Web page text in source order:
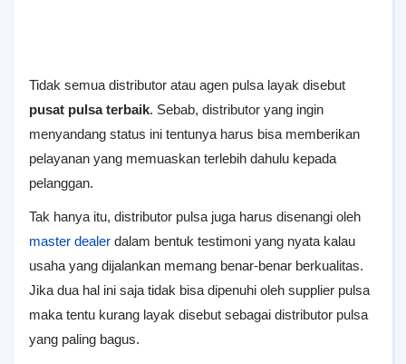
Tidak semua distributor atau agen pulsa layak disebut
pusat pulsa terbaik. Sebab, distributor yang ingin
menyandang status ini tentunya harus bisa memberikan
pelayanan yang memuaskan terlebih dahulu kepada
pelanggan.
Tak hanya itu, distributor pulsa juga harus disenangi oleh
master dealer dalam bentuk testimoni yang nyata kalau
usaha yang dijalankan memang benar-benar berkualitas.
Jika dua hal ini saja tidak bisa dipenuhi oleh supplier pulsa
maka tentu kurang layak disebut sebagai distributor pulsa
yang paling bagus.